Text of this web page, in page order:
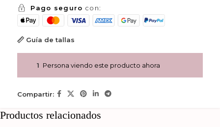
Pago seguro con:
Guía de tallas
1 Persona viendo este producto ahora
Compartir:
Productos relacionados